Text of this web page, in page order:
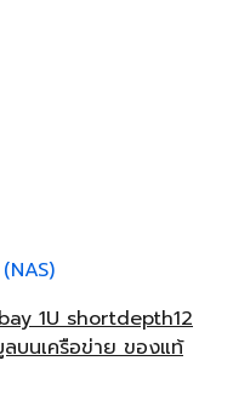
1U shortdepth12
บนเครือข่าย ของแท้